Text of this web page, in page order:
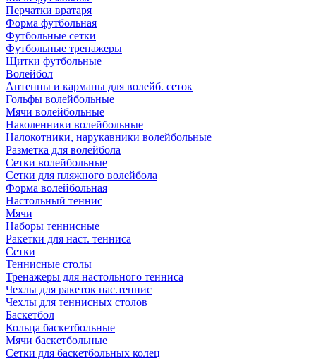
Перчатки вратаря
Форма футбольная
Футбольные сетки
Футбольные тренажеры
Щитки футбольные
Волейбол
Антенны и карманы для волейб. сеток
Гольфы волейбольные
Мячи волейбольные
Наколенники волейбольные
Налокотники, нарукавники волейбольные
Разметка для волейбола
Сетки волейбольные
Сетки для пляжного волейбола
Форма волейбольная
Настольный теннис
Мячи
Наборы теннисные
Ракетки для наст. тенниса
Сетки
Теннисные столы
Тренажеры для настольного тенниса
Чехлы для ракеток нас.теннис
Чехлы для теннисных столов
Баскетбол
Кольца баскетбольные
Мячи баскетбольные
Сетки для баскетбольных колец